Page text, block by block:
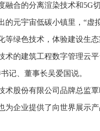
融合的分离渲染技术和5G
的元宇宙低碳小镇里，“虚
等绿色技术，体验建设生
术的建筑工程数字管理云
记、董事长吴爱国说。
术股份有限公司品牌总监
为企业提供了向世界展示产